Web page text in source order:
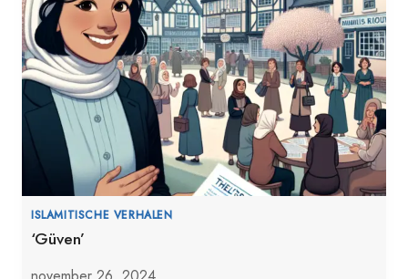
ISLAMITISCHE VERHALEN
‘Güven’